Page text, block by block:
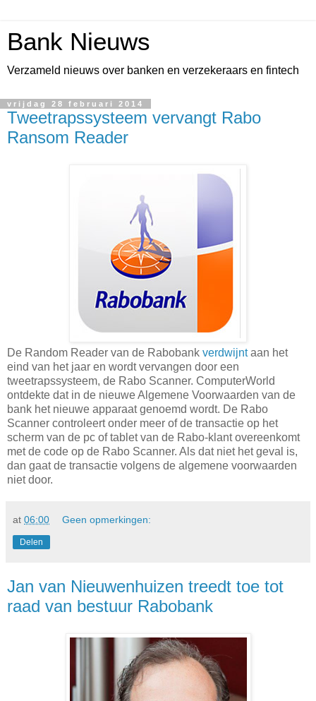
Bank Nieuws
Verzameld nieuws over banken en verzekeraars en fintech
vrijdag 28 februari 2014
Tweetrapssysteem vervangt Rabo
Ransom Reader
De Random Reader van de Rabobank verdwijntaan het
eind van het jaar en wordt vervangen door een
tweetrapssysteem, de Rabo Scanner. ComputerWorld
ontdekte dat in de nieuwe Algemene Voorwaarden van de
bank het nieuwe apparaat genoemd wordt. De Rabo
Scanner controleert onder meer of de transactie op het
scherm van de pc of tablet van de Rabo-klant overeenkomt
met de code op de Rabo Scanner. Als dat niet het geval is,
dan gaat de transactie volgens de algemene voorwaarden
niet door.
at 06:00 Geen opmerkingen:
Delen
Jan van Nieuwenhuizen treedt toe tot
raad van bestuur Rabobank